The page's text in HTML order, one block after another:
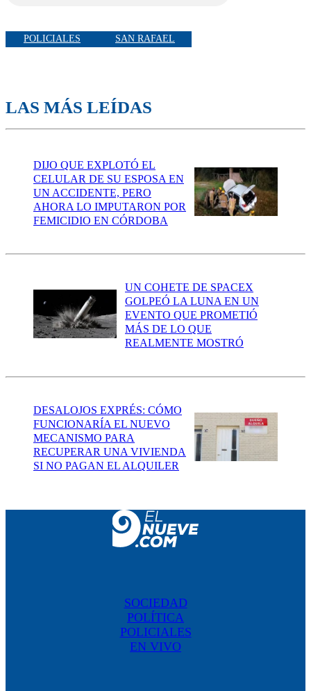
POLICIALES SAN RAFAEL
LAS MÁS LEÍDAS
DIJO QUE EXPLOTÓ EL
CELULAR DE SU ESPOSA EN
UN ACCIDENTE, PERO
AHORA LO IMPUTARON POR
FEMICIDIO EN CÓRDOBA
UN COHETE DE SPACEX
GOLPEÓ LA LUNA EN UN
EVENTO QUE PROMETIÓ
MÁS DE LO QUE
REALMENTE MOSTRÓ
DESALOJOS EXPRÉS: CÓMO
FUNCIONARÍA EL NUEVO
MECANISMO PARA
RECUPERAR UNA VIVIENDA
SI NO PAGAN EL ALQUILER
SOCIEDAD
POLÍTICA
POLICIALES
EN VIVO